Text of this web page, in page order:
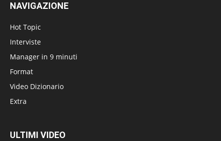
NAVIGAZIONE
Hot Topic
Interviste
Manager in 9 minuti
Format
Video Dizionario
Extra
ULTIMI VIDEO